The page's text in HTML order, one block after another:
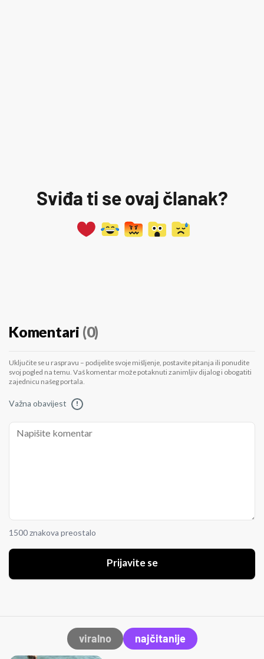
Sviđa ti se ovaj članak?
Komentari (0)
Uključite se u raspravu – podijelite svoje mišljenje, postavite pitanja ili ponudite
svoj pogled na temu. Vaš komentar može potaknuti zanimljiv dijalog i obogatiti
zajednicu našeg portala.
Važna obavijest !
1500 znakova preostalo
Prijavite se
viralno najčitanije